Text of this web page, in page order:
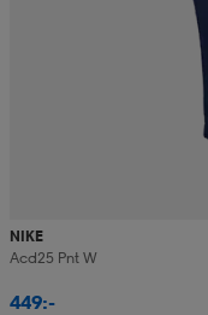
NIKE
Acd25 Pnt W
449:-